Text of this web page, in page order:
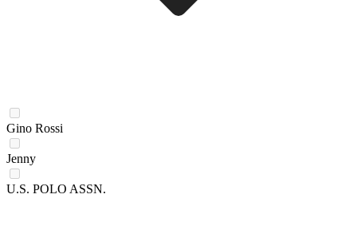
Gino Rossi
Jenny
U.S. POLO ASSN.